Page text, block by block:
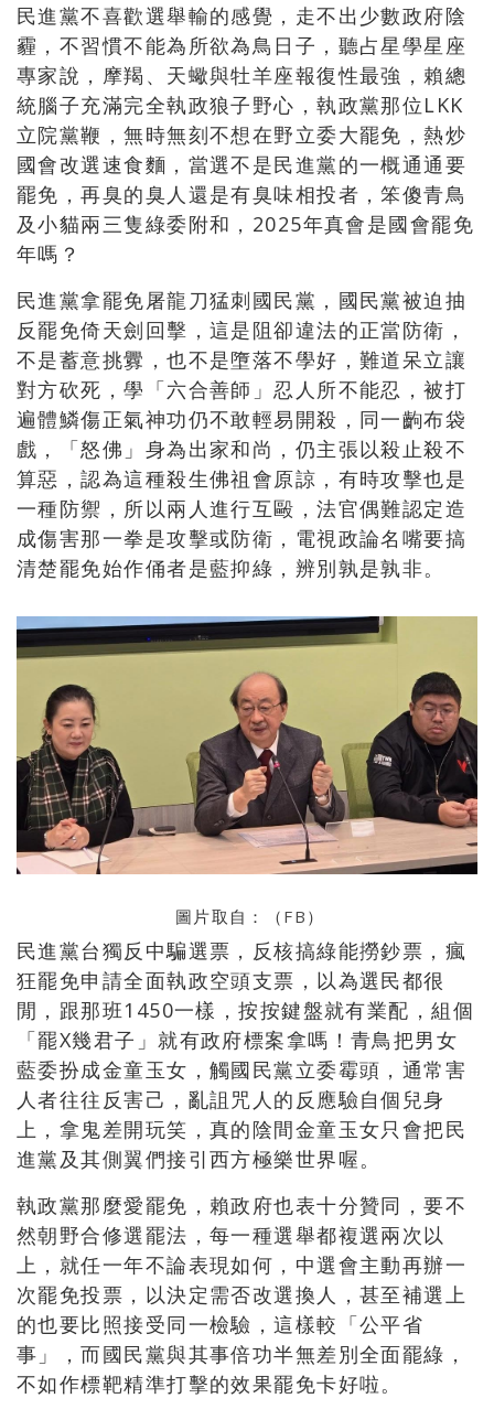
民進黨不喜歡選舉輸的感覺，走不出少數政府陰
霾，不習慣不能為所欲為鳥日子，聽占星學星座
專家說，摩羯、天蠍與牡羊座報復性最強，賴總
統腦子充滿完全執政狼子野心，執政黨那位LKK
立院黨鞭，無時無刻不想在野立委大罷免，熱炒
國會改選速食麵，當選不是民進黨的一概通通要
罷免，再臭的臭人還是有臭味相投者，笨傻青鳥
及小貓兩三隻綠委附和，2025年真會是國會罷免
年嗎？
民進黨拿罷免屠龍刀猛刺國民黨，國民黨被迫抽
反罷免倚天劍回擊，這是阻卻違法的正當防衛，
不是蓄意挑釁，也不是墮落不學好，難道呆立讓
對方砍死，學「六合善師」忍人所不能忍，被打
遍體鱗傷正氣神功仍不敢輕易開殺，同一齣布袋
戲，「怒佛」身為出家和尚，仍主張以殺止殺不
算惡，認為這種殺生佛祖會原諒，有時攻擊也是
一種防禦，所以兩人進行互毆，法官偶難認定造
成傷害那一拳是攻擊或防衛，電視政論名嘴要搞
清楚罷免始作俑者是藍抑綠，辨別孰是孰非。
圖片取自：（ FB ）
民進黨台獨反中騙選票，反核搞綠能撈鈔票，瘋
狂罷免申請全面執政空頭支票，以為選民都很
閒，跟那班1450一樣，按按鍵盤就有業配，組個
「罷X幾君子」就有政府標案拿嗎！青鳥把男女
藍委扮成金童玉女，觸國民黨立委霉頭，通常害
人者往往反害己，亂詛咒人的反應驗自個兒身
上，拿鬼差開玩笑，真的陰間金童玉女只會把民
進黨及其側翼們接引西方極樂世界喔。
執政黨那麼愛罷免，賴政府也表十分贊同，要不
然朝野合修選罷法，每一種選舉都複選兩次以
上，就任一年不論表現如何，中選會主動再辦一
次罷免投票，以決定需否改選換人，甚至補選上
的也要比照接受同一檢驗，這樣較「公平省
事」，而國民黨與其事倍功半無差別全面罷綠，
不如作標靶精準打擊的效果罷免卡好啦。